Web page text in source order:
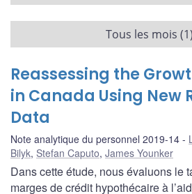
Tous les mois (1)
Reassessing the
in Canada Using New
Data
Note analytique du personnel 2019-14
Bilyk, Stefan Caputo, James Younker
Dans cette étude, nous évaluons le
marges de crédit hypothécaire à